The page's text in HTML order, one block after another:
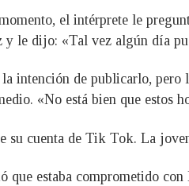
el intérprete le
y le dijo: «Tal vez algún día
la intención de publicarlo,
«No está bien que estos
su cuenta de Tik Tok. La
que estaba comprometido